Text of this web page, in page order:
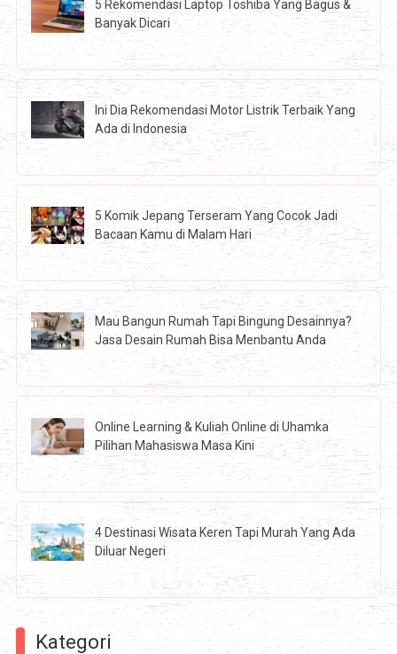
5 Rekomendasi Laptop Toshiba Yang Bagus &
Banyak Dicari
Ini Dia Rekomendasi Motor Listrik Terbaik Yang
Ada di Indonesia
5 Komik Jepang Terseram Yang Cocok Jadi
Bacaan Kamu di Malam Hari
Mau Bangun Rumah Tapi Bingung Desainnya?
Jasa Desain Rumah Bisa Menbantu Anda
Online Learning & Kuliah Online di Uhamka
Pilihan Mahasiswa Masa Kini
4 Destinasi Wisata Keren Tapi Murah Yang Ada
Diluar Negeri
Kategori